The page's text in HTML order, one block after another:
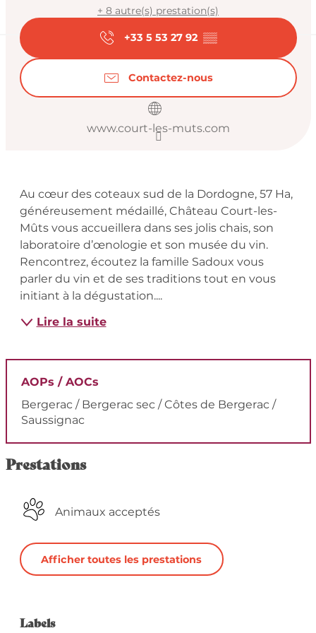
+ 8 autre(s) prestation(s)
+33 5 53 27 92 ▒▒
Contactez-nous
www.court-les-muts.com
Description
Au cœur des coteaux sud de la Dordogne, 57 Ha,
généreusement médaillé, Château Court-les-
Mûts vous accueillera dans ses jolis chais, son
laboratoire d’œnologie et son musée du vin.
Rencontrez, écoutez la famille Sadoux vous
parler du vin et de ses traditions tout en vous
initiant à la dégustation....
Lire la suite
AOPs / AOCs
Bergerac / Bergerac sec / Côtes de Bergerac /
Saussignac
Prestations
Animaux acceptés
Afficher toutes les prestations
Offres de
Labels
Labels